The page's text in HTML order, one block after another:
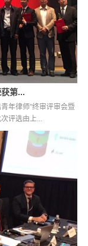
第...
年律师”终审评审会暨
评选由上...